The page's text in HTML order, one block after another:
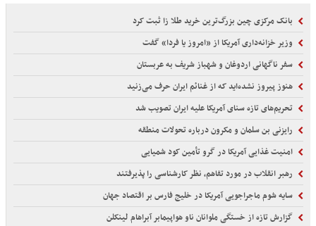
بانک مرکزی چین بزرگ‌ترین خرید طلا زا ثبت کرد
وزیر خزانه‌داری آمریکا از «امروز یا فردا» گفت
سفر ناگهانی اردوغان و شهباز شریف به عربستان
هنوز پیروز نشده‌اید که از غنائم ایران حرف می‌زنید
تحریم‌های تازه سنای آمریکا علیه ایران تصویب شد
رایزنی بن سلمان و مکرون درباره تحولات منطقه
امنیت غذایی آمریکا در گرو تأمین کود شمیایی
رهبر انقلاب در مورد تفاهم، نظر کارشناسی را پذیرفتند
سایه شوم ماجراجویی آمریکا در خلیج فارس بر اقتصاد جهان
گزارش تازه از خستگی ملوانان ناو هواپیمابر آبراهام لینکلن